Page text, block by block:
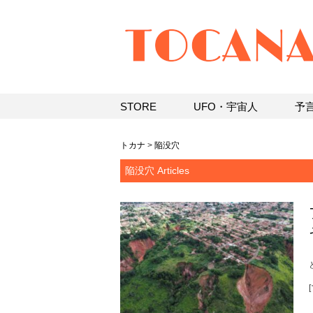
トカナ > 陥没穴
陥没穴 Articles
[
STORE UFO・宇宙人 予